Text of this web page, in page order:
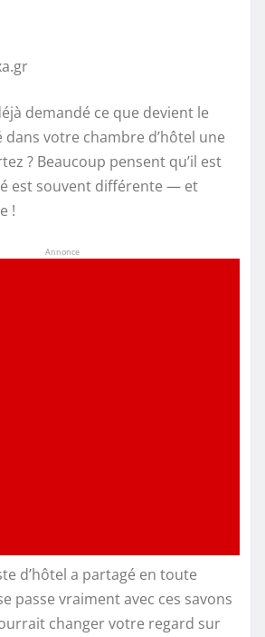
demandé ce que devient le
dans votre chambre d’hôtel une
? Beaucoup pensent qu’il est
est souvent différente — et
!
Annonce
d’hôtel a partagé en toute
passe vraiment avec ces savons
changer votre regard sur